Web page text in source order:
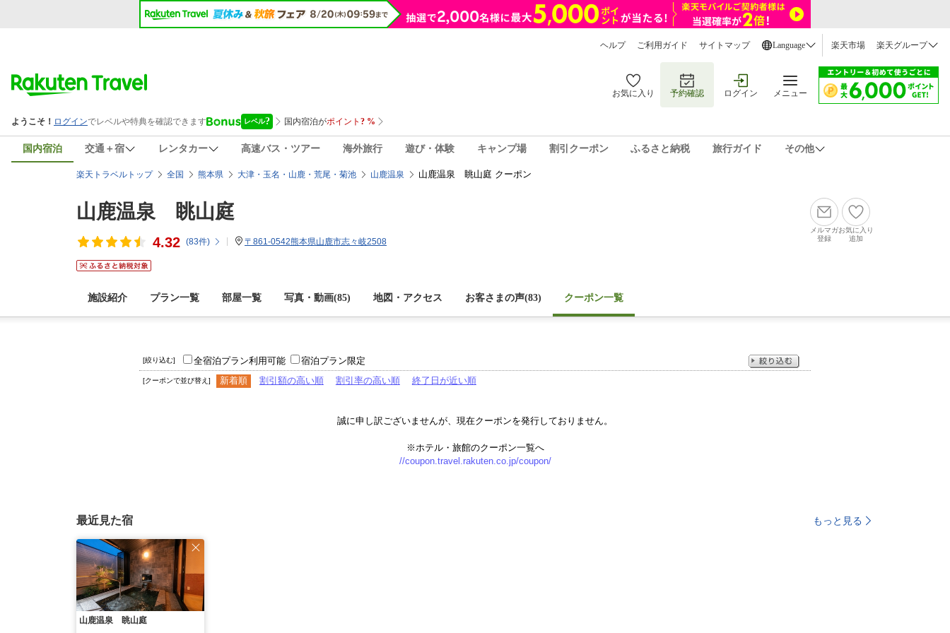
ヘルプ ご利用ガイド サイトマップ Language 楽天市場 楽天グループ
お気に入り 予約確認 ログイン メニュー
国内宿泊 交通＋宿 レンタカー 高速バス・ツアー 海外旅行 遊び・体験 キャンプ場 割引クーポン ふるさと納税 旅行ガイド その他
楽天トラベルトップ 全国 熊本県 大津・玉名・山鹿・荒尾・菊池 山鹿温泉 山鹿温泉 眺山庭 クーポン
山鹿温泉 眺山庭
4.32 (83件) 〒861-0542熊本県山鹿市志々岐2508
メルマガ
登録
お気に入り
追加
施設紹介 プラン一覧 部屋一覧 写真・動画(85) 地図・アクセス お客さまの声(83) クーポン一覧
[絞り込む] 全宿泊プラン利用可能 宿泊プラン限定
[クーポンで並び替え] 新着順 割引額の高い順 割引率の高い順 終了日が近い順
誠に申し訳ございませんが、現在クーポンを発行しておりません。
※ホテル・旅館のクーポン一覧へ
//coupon.travel.rakuten.co.jp/coupon/
最近見た宿 もっと見る
山鹿温泉 眺山庭